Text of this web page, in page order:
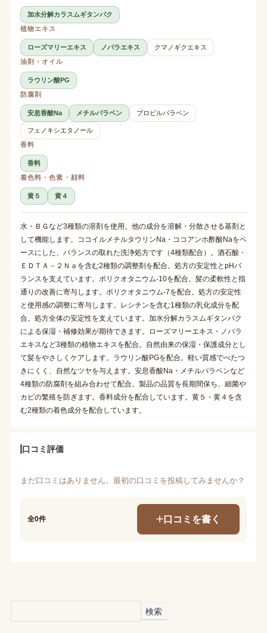
加水分解カラスムギタンパク
植物エキス
ローズマリーエキス ノバラエキス
クマノギクエキス
油剤・オイル
ラウリン酸PG
防腐剤
安息香酸Na メチルパラベン プロピルパラベン
フェノキシエタノール
香料
香料
着色料・色素・顔料
黄５ 黄４
水・ＢＧなど3種類の溶剤を使用。他の成分を溶解・分散させる基剤と
して機能します。ココイルメチルタウリンNa・ココアンホ酢酸Naをベ
ースにした、バランスの取れた洗浄処方です（4種類配合）。酒石酸・
ＥＤＴＡ－２Ｎａを含む2種類の調整剤を配合。処方の安定性とpHバ
ランスを支えています。ポリクオタニウム-10を配合。髪の柔軟性と指
通りの改善に寄与します。ポリクオタニウム-7を配合。処方の安定性
と使用感の調整に寄与します。レシチンを含む1種類の乳化成分を配
合。処方全体の安定性を支えています。加水分解カラスムギタンパク
による保湿・補修効果が期待できます。ローズマリーエキス・ノバラ
エキスなど3種類の植物エキスを配合。自然由来の保湿・保護成分とし
て髪をやさしくケアします。ラウリン酸PGを配合。軽い質感でべたつ
きにくく、自然なツヤを与えます。安息香酸Na・メチルパラベンなど
4種類の防腐剤を組み合わせて配合。製品の品質を長期間保ち、細菌や
カビの繁殖を防ぎます。香料成分を配合しています。黄５・黄４を含
む2種類の着色成分を配合しています。
口コミ評価
まだ口コミはありません。最初の口コミを投稿してみませんか？
全0件 口コミを書く
検索